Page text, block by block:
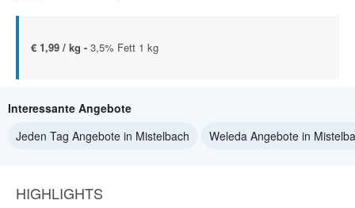
€ 1,99 / kg - 3,5% Fett 1 kg
Interessante Angebote
Jeden Tag Angebote in Mistelbach
Weleda Angebote in
HIGHLIGHTS